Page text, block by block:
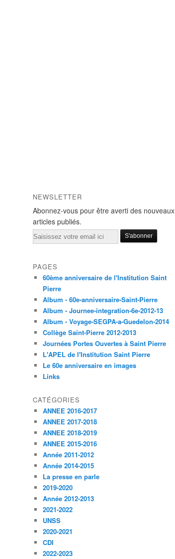
NEWSLETTER
Abonnez-vous pour être averti des nouveaux
articles publiés.
Email
PAGES
60ème anniversaire de l'Institution Saint
Pierre
Album - 60e-anniversaire-Saint-Pierre
Album - Journee-integration-6e-2012-13
Album - Voyage-SEGPA-a-Guedelon-2014
Collège Saint-Pierre 2012-2013
Journées Portes Ouvertes à Saint Pierre
L'APEL de l'Institution Saint Pierre
Le 60e anniversaire en images
Links
CATÉGORIES
ANNEE 2016-2017
ANNEE 2017-2018
ANNEE 2018-2019
ANNEE 2015-2016
Année 2011-2012
Année 2014-2015
La presse en parle
2019-2020
Année 2012-2013
2021-2022
UNSS
2020-2021
CDI
2022-2023